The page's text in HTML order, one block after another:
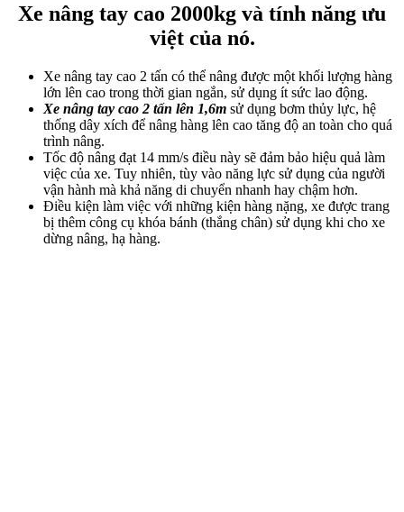
Xe nâng tay cao 2000kg và tính năng ưu
việt của nó.
Xe nâng tay cao 2 tấn có thể nâng được một khối lượng hàng
lớn lên cao trong thời gian ngắn, sử dụng ít sức lao động.
Xe nâng tay cao 2 tấn lên 1,6m sử dụng bơm thủy lực, hệ
thống dây xích để nâng hàng lên cao tăng độ an toàn cho quá
trình nâng.
Tốc độ nâng đạt 14 mm/s điều này sẽ đảm bảo hiệu quả làm
việc của xe. Tuy nhiên, tùy vào năng lực sử dụng của người
vận hành mà khả năng di chuyển nhanh hay chậm hơn.
Điều kiện làm việc với những kiện hàng nặng, xe được trang
bị thêm công cụ khóa bánh (thắng chân) sử dụng khi cho xe
dừng nâng, hạ hàng.